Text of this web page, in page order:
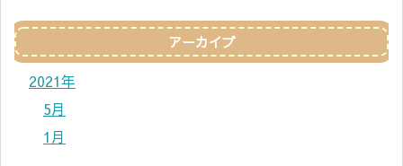
アーカイブ
2021年
5月
1月